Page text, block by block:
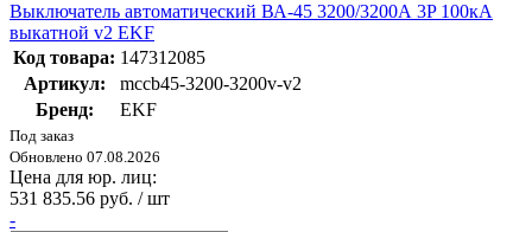
Выключатель автоматический ВА-45 3200/3200А 3P 100кА
выкатной v2 EKF
Код товара: 147312085
Артикул:
mccb45-3200-3200v-v2
Бренд:
EKF
Под заказ
Обновлено 07.08.2026
Цена для юр. лиц:
531 835.56 руб. / шт
-